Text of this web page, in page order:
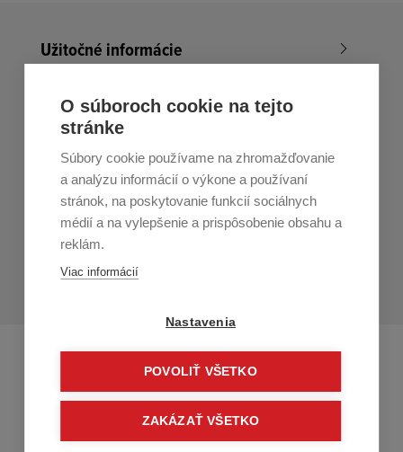
Užitočné informácie
Nákup v All4Men.sk
Zákaznícky servis
Prihláste sa k odberu noviniek
Prihlásiť
osoby staršie ako 16 rokov!
O súboroch cookie na tejto
stránke
Súbory cookie používame na zhromažďovanie
a analýzu informácií o výkone a používaní
stránok, na poskytovanie funkcií sociálnych
médií a na vylepšenie a prispôsobenie obsahu a
reklám.
Viac informácií
Nastavenia
POVOLIŤ VŠETKO
ZAKÁZAŤ VŠETKO